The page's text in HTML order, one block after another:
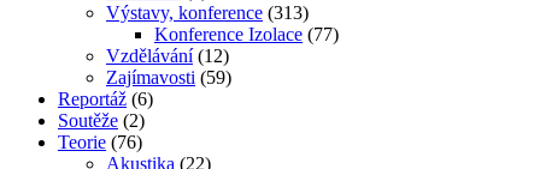
Výstavy, konference (313)
Konference Izolace (77)
Vzdělávání (12)
Zajímavosti (59)
Reportáž (6)
Soutěže (2)
Teorie (76)
Akustika (22)